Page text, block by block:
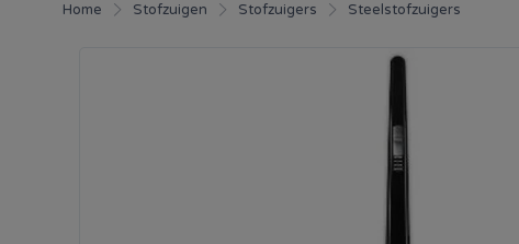
Home Stofzuigen Stofzuigers Steelstofzuigers